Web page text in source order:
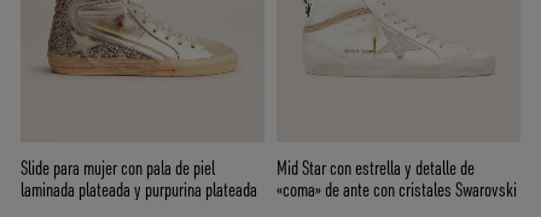
Slide para mujer con pala de piel
laminada plateada y purpurina plateada
Mid Star con estrella y detalle de
«coma» de ante con cristales Swarovski